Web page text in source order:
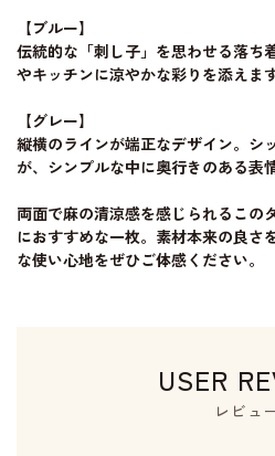
【ブルー】
伝統的な「刺し子」を思わせる落ち
やキッチンに涼やかな彩りを添えます
【グレー】
縦横のラインが端正なデザイン。シ
が、シンプルな中に奥行きのある表
両面で麻の清涼感を感じられるこの
におすすめな一枚。素材本来の良さ
な使い心地をぜひご体感ください。
USER
レビュ